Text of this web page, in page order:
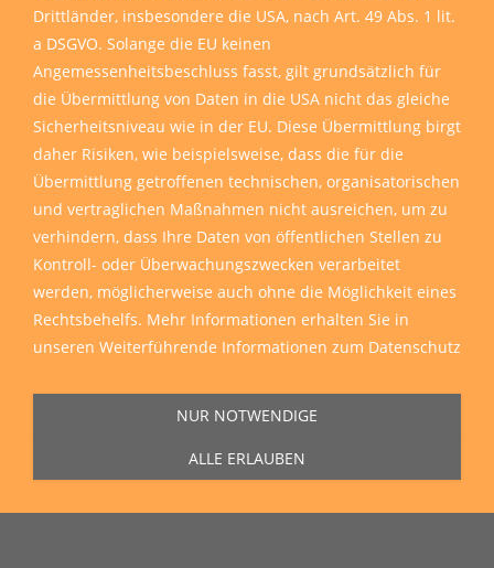
Drittländer, insbesondere die USA, nach Art. 49 Abs. 1 lit.
a DSGVO. Solange die EU keinen
Angemessenheitsbeschluss fasst, gilt grundsätzlich für
die Übermittlung von Daten in die USA nicht das gleiche
Sicherheitsniveau wie in der EU. Diese Übermittlung birgt
daher Risiken, wie beispielsweise, dass die für die
Übermittlung getroffenen technischen, organisatorischen
und vertraglichen Maßnahmen nicht ausreichen, um zu
verhindern, dass Ihre Daten von öffentlichen Stellen zu
Kontroll- oder Überwachungszwecken verarbeitet
werden, möglicherweise auch ohne die Möglichkeit eines
Rechtsbehelfs. Mehr Informationen erhalten Sie in
unseren Weiterführende Informationen zum Datenschutz
NUR NOTWENDIGE
ALLE ERLAUBEN